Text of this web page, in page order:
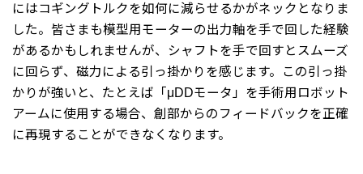
にはコギングトルクを如何に減らせるかがネックとなりま
した。皆さまも模型用モーターの出力軸を手で回した経験
があるかもしれませんが、シャフトを手で回すとスムーズ
に回らず、磁力による引っ掛かりを感じます。この引っ掛
かりが強いと、たとえば「μDDモータ」を手術用ロボット
アームに使用する場合、創部からのフィードバックを正確
に再現することができなくなります。